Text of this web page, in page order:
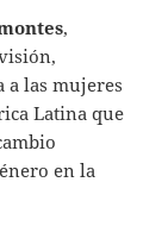
,
a las mujeres
Latina que
en la